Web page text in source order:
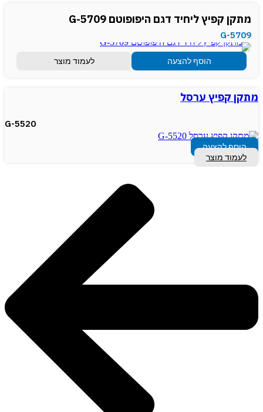
מתקן קפיץ ליחיד דגם היפופוטם G-5709
G-5709
הוסף להצעה לעמוד מוצר
מתקן קפיץ ערסל
G-5520
הוסף להצעה
לעמוד מוצר